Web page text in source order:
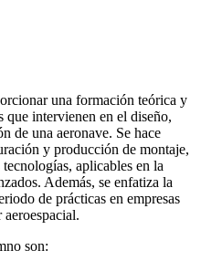
una formación teórica y
que intervienen en el diseño,
de una aeronave. Se hace
y producción de montaje,
aplicables en la
Además, se enfatiza la
de prácticas en empresas
son: